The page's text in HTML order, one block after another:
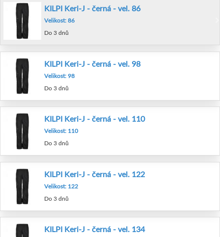
KILPI Keri-J - černá - vel. 86
Velikost: 86
Do 3 dnů
KILPI Keri-J - černá - vel. 98
Velikost: 98
Do 3 dnů
KILPI Keri-J - černá - vel. 110
Velikost: 110
Do 3 dnů
KILPI Keri-J - černá - vel. 122
Velikost: 122
Do 3 dnů
KILPI Keri-J - černá - vel. 134